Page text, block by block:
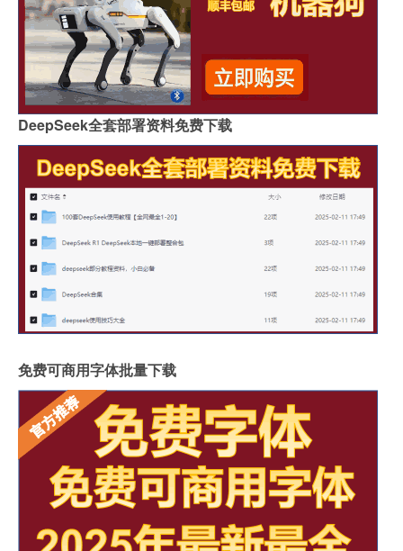
DeepSeek全套部署资料免费下载
免费可商用字体批量下载